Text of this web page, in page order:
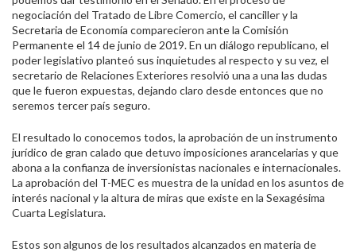
negociación del Tratado de Libre Comercio, el canciller y la
Secretaria de Economía comparecieron ante la Comisión
Permanente el 14 de junio de 2019. En un diálogo republicano, el
poder legislativo planteó sus inquietudes al respecto y su vez, el
secretario de Relaciones Exteriores resolvió una a una las dudas
que le fueron expuestas, dejando claro desde entonces que no
seremos tercer país seguro.
El resultado lo conocemos todos, la aprobación de un instrumento
jurídico de gran calado que detuvo imposiciones arancelarias y que
abona a la confianza de inversionistas nacionales e internacionales.
La aprobación del T-MEC es muestra de la unidad en los asuntos de
interés nacional y la altura de miras que existe en la Sexagésima
Cuarta Legislatura.
Estos son algunos de los resultados alcanzados en materia de